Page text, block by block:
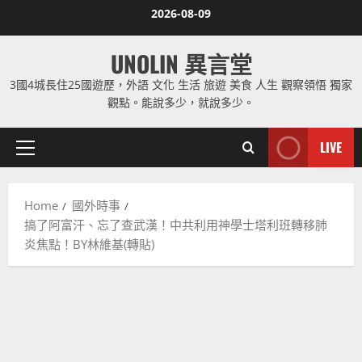
2026-08-09
UNOLIN 異言堂
3國4城長住25國遊歷，外語 文化 生活 旅遊 美食 人生 觀察領悟 獨家
觀點。能說多少，就說多少。
Primary
LIVE
Home
國外時事
搞了阿富汗、忘了查武漢！中共利用神學士塔利班轉移肺
炎焦點！BY林維基(轉貼)